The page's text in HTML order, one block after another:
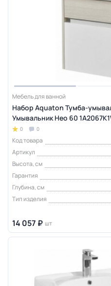
Мебель для ванной
Набор Aquaton Тумба-
Умывальник Нео 60
0 0
Код товара
Артикул
Высота, см
Гарантия
Глубина, см
Тип изделия
14 057 ₽ шт